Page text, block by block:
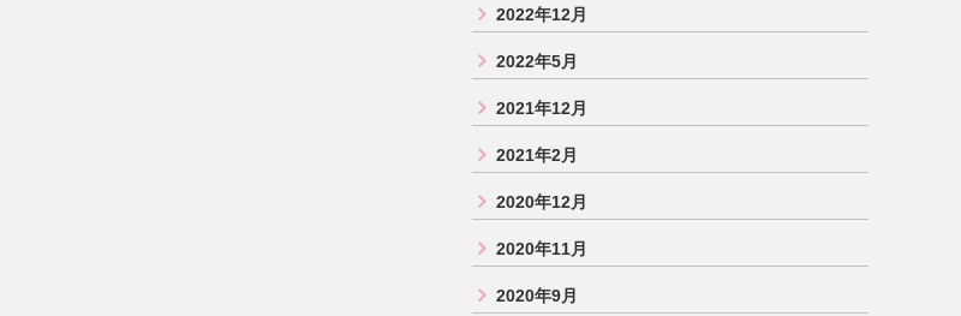
2022年12月
2022年5月
2021年12月
2021年2月
2020年12月
2020年11月
2020年9月